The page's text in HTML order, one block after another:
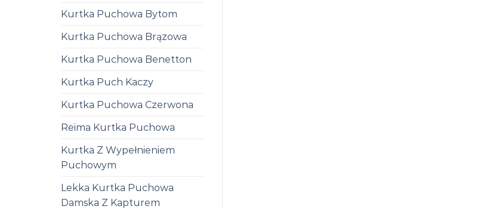
Kurtka Puchowa Bytom
Kurtka Puchowa Brązowa
Kurtka Puchowa Benetton
Kurtka Puch Kaczy
Kurtka Puchowa Czerwona
Reima Kurtka Puchowa
Kurtka Z Wypełnieniem
Puchowym
Lekka Kurtka Puchowa
Damska Z Kapturem